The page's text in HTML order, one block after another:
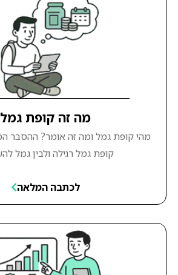
מה זה קופת גמל
מהי קופת גמל ומה זה אומר? ההסבר
קופת גמל רגילה ולבין גמל
לכתבה המלאה